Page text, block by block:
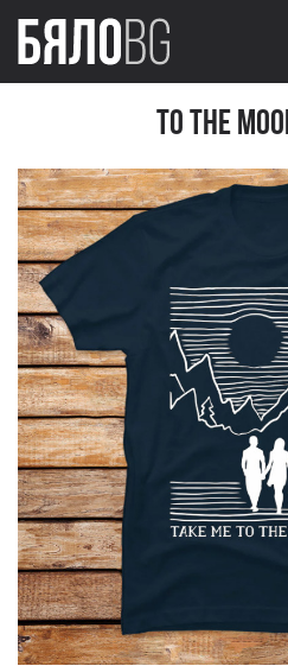
To the